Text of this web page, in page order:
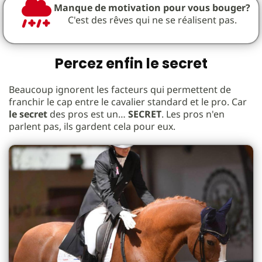
Manque de motivation pour vous bouger?
C'est des rêves qui ne se réalisent pas.
Percez enfin le secret
Beaucoup ignorent les facteurs qui permettent de
franchir le cap entre le cavalier standard et le pro. Car
le secret des pros est un… SECRET. Les pros n'en
parlent pas, ils gardent cela pour eux.